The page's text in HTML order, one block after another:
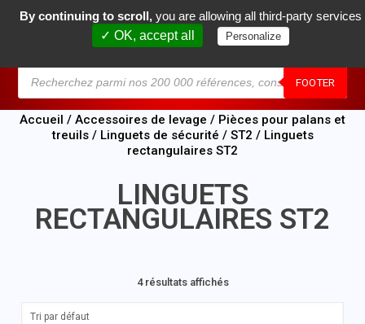
FOOTER
0
Accueil / Accessoires de levage / Pièces pour palans et
treuils/ Linguets de sécurité / ST2 / Linguets
rectangulaires ST2
LINGUETS
RECTANGULAIRES ST2
4 résultats affichés
By continuing to scroll, you are allowing all third-party services
✓ OK, accept all
Personalize